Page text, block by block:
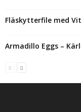
Fläskytterfile med
Armadillo Eggs –